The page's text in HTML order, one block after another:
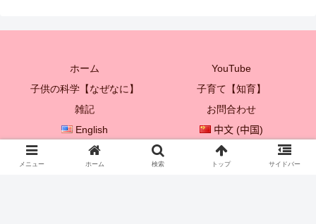
ホーム
YouTube
子供の科学【なぜなに】
子育て【知育】
雑記
お問合わせ
English
中文 (中国)
한국어
メニュー ホーム 検索 トップ サイドバー